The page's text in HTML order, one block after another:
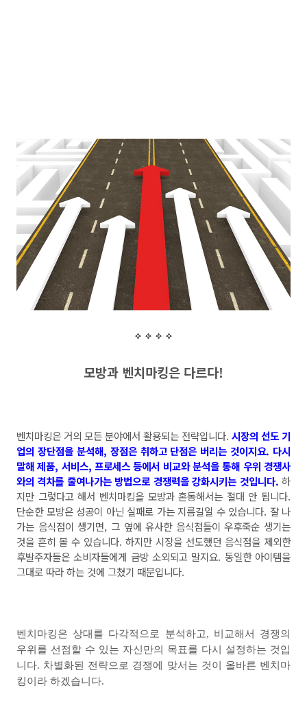
모방과 벤치마킹은 다르다!
벤치마킹은 거의 모든 분야에서 활용되는 전략입니다. 시장의 선도 기
업의 장단점을 분석해, 장점은 취하고 단점은 버리는 것이지요. 다시
말해 제품, 서비스,프로세스 등에서 비교와 분석을 통해 우위 경쟁사
와의 격차를 줄여나가는 방법으로 경쟁력을 강화시키는 것입니다. 하
지만 그렇다고 해서 벤치마킹을 모방과 혼동해서는 절대 안 됩니다.
단순한 모방은 성공이 아닌 실패로 가는 지름길일 수 있습니다. 잘 나
가는 음식점이 생기면, 그 옆에 유사한 음식점들이 우후죽순 생기는
것을 흔히 볼 수 있습니다. 하지만 시장을 선도했던 음식점을 제외한
후발주자들은 소비자들에게 금방 소외되고 말지요. 동일한 아이템을
그대로 따라 하는 것에 그쳤기 때문입니다.
벤치마킹은 상대를 다각적으로 분석하고, 비교해서 경쟁의
우위를 선점할 수 있는 자신만의 목표를 다시 설정하는 것입
니다. 차별화된 전략으로 경쟁에 맞서는 것이 올바른 벤치마
킹이라 하겠습니다.